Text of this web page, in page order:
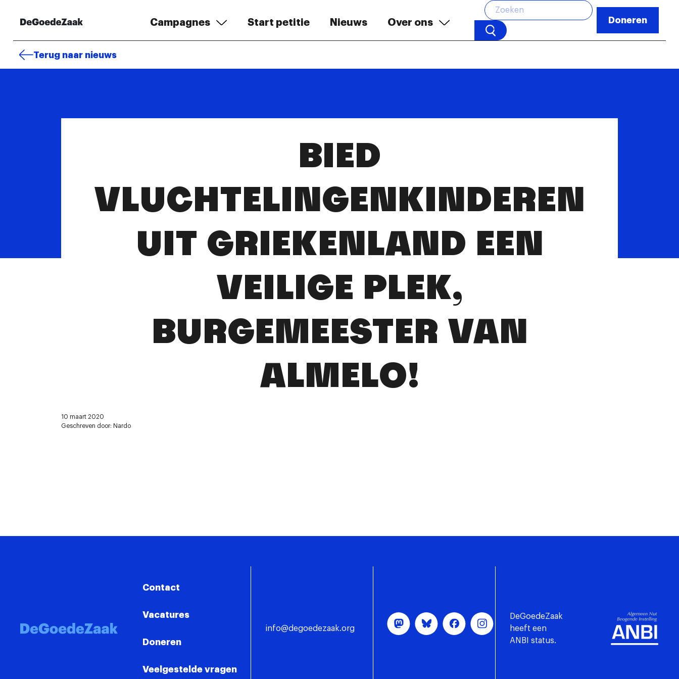
Campagnes Start petitie Nieuws Over ons Doneren
Terug naar nieuws
BIED
VLUCHTELINGENKINDEREN
UIT GRIEKENLAND EEN
VEILIGE PLEK,
BURGEMEESTER VAN
ALMELO!
10 maart 2020
Geschreven door: Nardo
Contact
Vacatures
Doneren
Veelgestelde vragen
info@degoedezaak.org
DeGoedeZaak
heeft een
ANBI status.